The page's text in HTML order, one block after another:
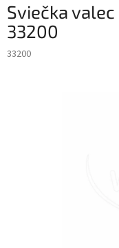
Sviečka
33200
33200